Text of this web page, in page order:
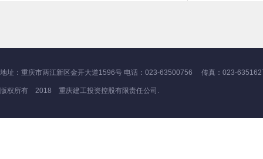
地址：重庆市两江新区金开大道1596号 电话：023-63500756 传真：023-
版权所有 2018 重庆建工投资控股有限责任公司.